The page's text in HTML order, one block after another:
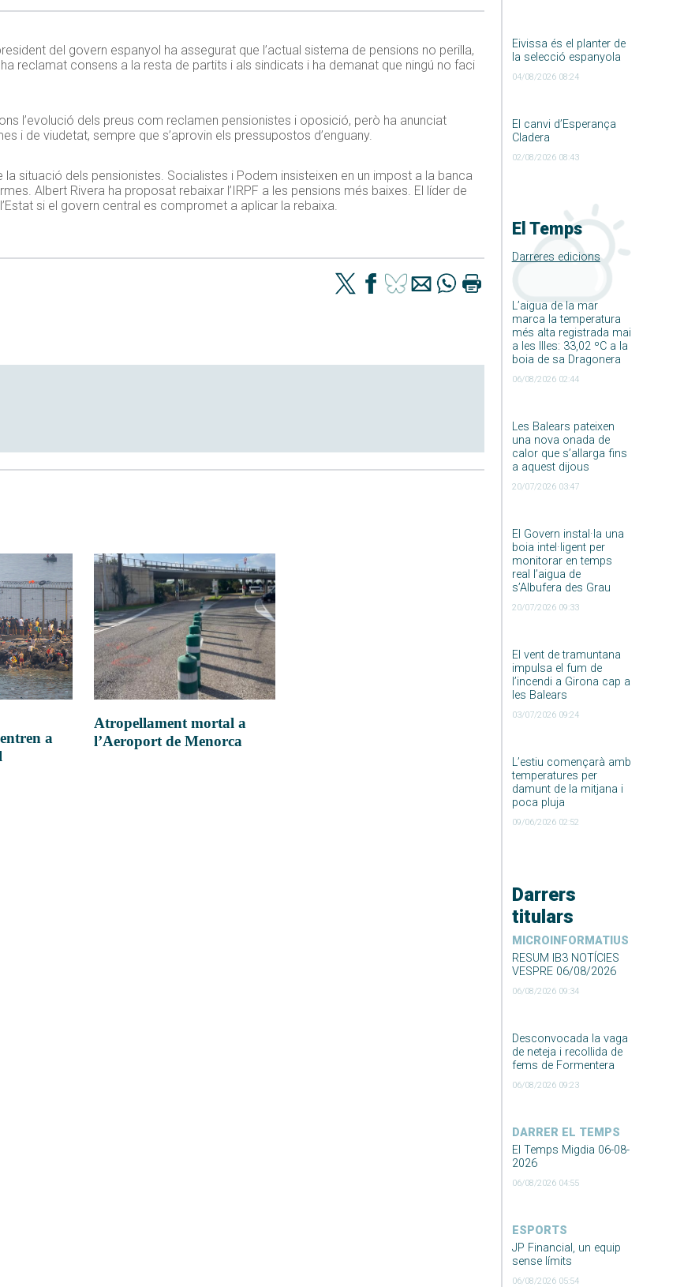
Eivissa és el planter de
la selecció espanyola
04/08/2026 08:24
El canvi d’Esperança
Cladera
02/08/2026 08:43
El Temps
Darreres edicions
L’aigua de la mar
marca la temperatura
més alta registrada mai
a les Illes: 33,02 ºC a la
boia de sa Dragonera
06/08/2026 02:44
Les Balears pateixen
una nova onada de
calor que s’allarga fins
a aquest dijous
20/07/2026 03:47
El Govern instal·la una
boia intel·ligent per
monitorar en temps
real l’aigua de
s’Albufera des Grau
20/07/2026 09:33
El vent de tramuntana
impulsa el fum de
l’incendi a Girona cap a
les Balears
03/07/2026 09:24
L’estiu començarà amb
temperatures per
damunt de la mitjana i
poca pluja
09/06/2026 02:52
Darrers
titulars
MICROINFORMATIUS
RESUM IB3 NOTÍCIES
VESPRE 06/08/2026
06/08/2026 09:34
Desconvocada la vaga
de neteja i recollida de
fems de Formentera
06/08/2026 09:23
DARRER EL TEMPS
El Temps Migdia 06-08-
2026
06/08/2026 04:55
ESPORTS
JP Financial, un equip
sense límits
06/08/2026 05:54
del govern espanyol ha assegurat que l’actual sistema de pensions no perilla,
reclamat consens a la resta de partits i als sindicats i ha demanat que ningú no faci
l’evolució dels preus com reclamen pensionistes i oposició, però ha anunciat
i de viudetat, sempre que s’aprovin els pressupostos d’enguany.
situació dels pensionistes. Socialistes i Podem insisteixen en un impost a la banca
Albert Rivera ha proposat rebaixar l’IRPF a les pensions més baixes. El líder de
si el govern central es compromet a aplicar la rebaixa.
a
Atropellament mortal a
l’Aeroport de Menorca